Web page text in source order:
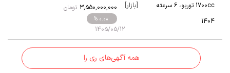
1700cc توربو ،
6 سرعته
اتوماتیک
[بازار]
1404
1405/05/12
% 0.00
تومان 3,550,000,000
همه آگهی‌های ری را